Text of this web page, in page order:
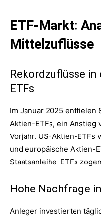
ETF-Markt:
Mittelzuflüsse
Rekordzuflüsse in
ETFs
Im Januar 2025 entfielen
Aktien-ETFs, ein Anstieg
Vorjahr. US-Aktien-ETFs
und europäische Aktien-
Staatsanleihe-ETFs
Hohe Nachfrage
Anleger investierten